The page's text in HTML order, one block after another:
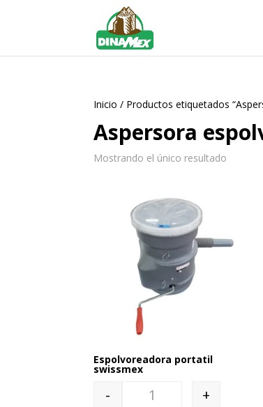
Inicio / Productos etiquetados
Aspersora
Mostrando el único resultado
Espolvoreadora portatil
swissmex
- +